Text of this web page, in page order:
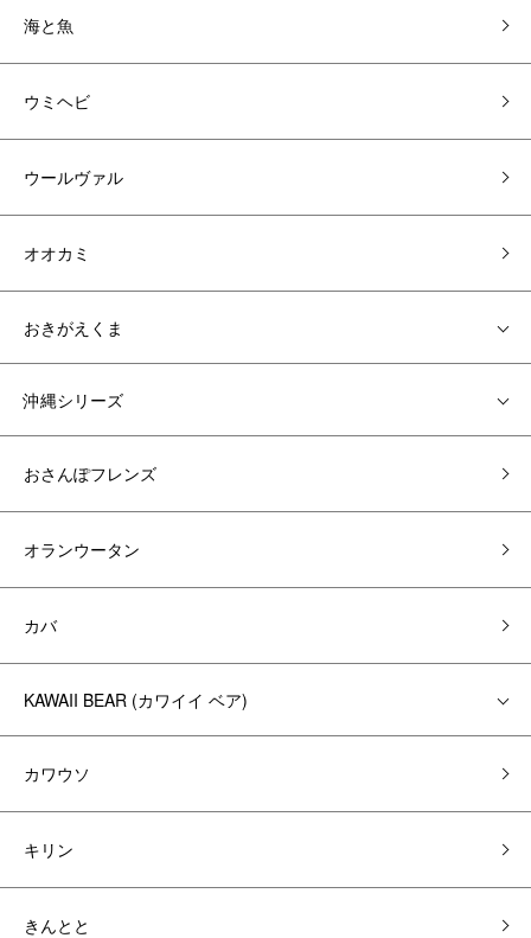
海と魚
ウミヘビ
ウールヴァル
オオカミ
おきがえくま
沖縄シリーズ
おさんぽフレンズ
オランウータン
カバ
KAWAII BEAR (カワイイ ベア)
カワウソ
キリン
きんとと